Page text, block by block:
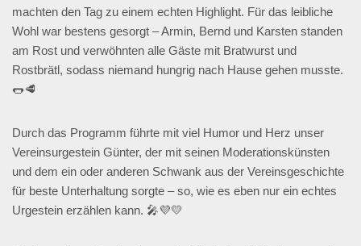
machten den Tag zu einem echten Highlight. Für das leibliche
Wohl war bestens gesorgt – Armin, Bernd und Karsten standen
am Rost und verwöhnten alle Gäste mit Bratwurst und
Rostbrätl, sodass niemand hungrig nach Hause gehen musste.
🌭🥩
Durch das Programm führte mit viel Humor und Herz unser
Vereinsurgestein Günter, der mit seinen Moderationskünsten
und dem ein oder anderen Schwank aus der Vereinsgeschichte
für beste Unterhaltung sorgte – so, wie es eben nur ein echtes
Urgestein erzählen kann. 🎤💜💛